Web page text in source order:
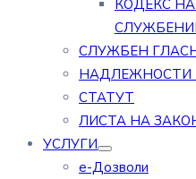
КОДЕКС
СЛУЖБЕН
НАДЛЕЖНОСТИ
СТАТУТ
ЛИСТА НА
УСЛУГИ
е-Дозволи